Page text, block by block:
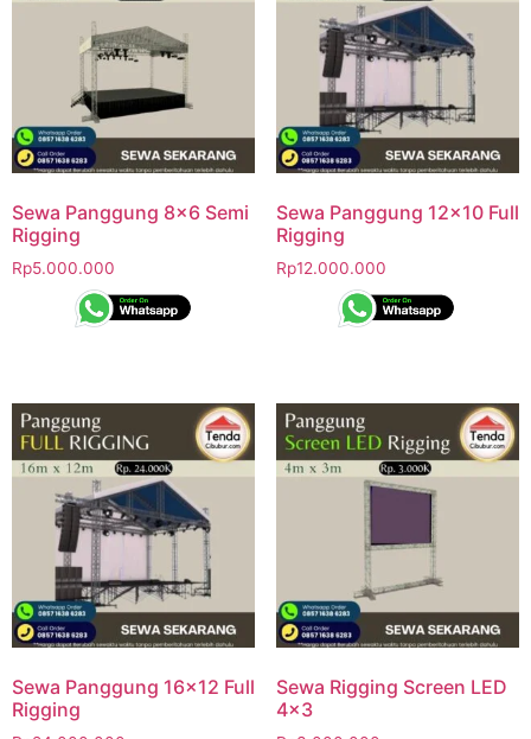
Sewa Panggung 8×6 Semi
Rigging
Rp5.000.000
Sewa Panggung 12×10 Full
Rigging
Rp12.000.000
Sewa Panggung 16×12 Full
Rigging
Sewa Rigging Screen LED
4×3